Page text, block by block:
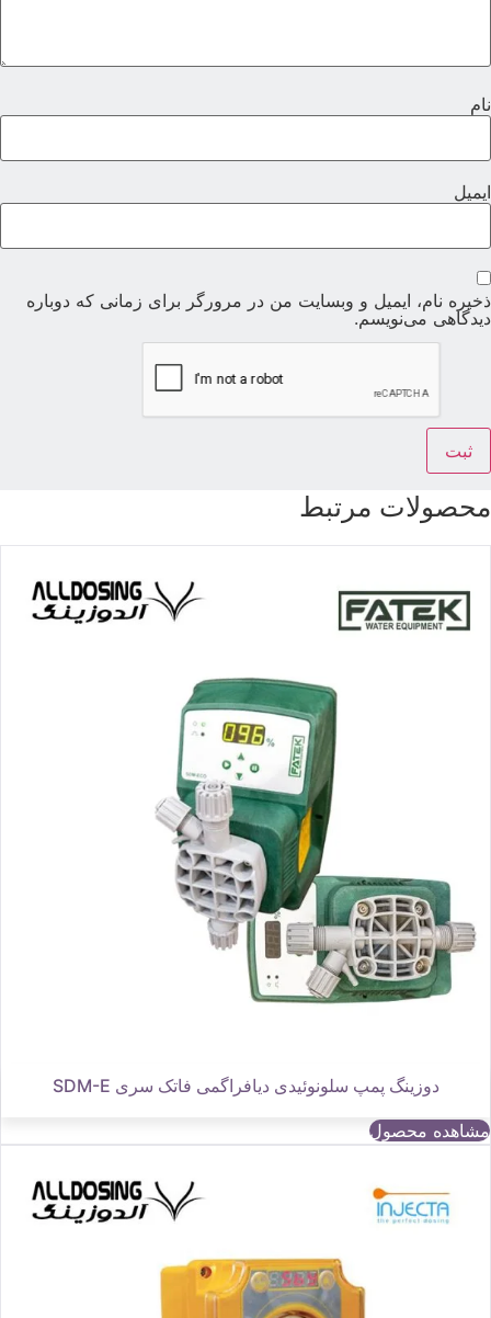
نام
ایمیل
ذخیره نام، ایمیل و وبسایت من در مرورگر برای زمانی که دوباره
دیدگاهی می‌نویسم.
محصولات مرتبط
دوزینگ پمپ سلونوئیدی دیافراگمی فاتک سری SDM-E
مشاهده محصول